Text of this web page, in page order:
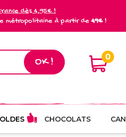
dès 4,95€ !
métropolitaine à partir de49€!
OK ! 0
CHOCOLATS